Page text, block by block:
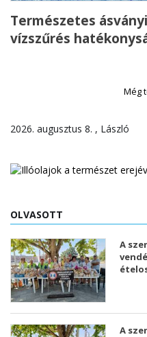
Természetes
vízszűrés
Még
2026. augusztus 8. , László
OLVASOTT
A
A